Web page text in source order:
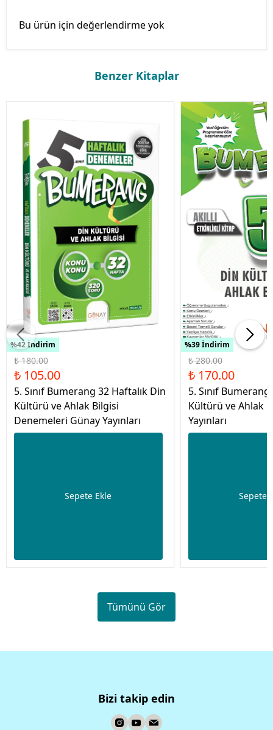
Bu ürün için değerlendirme yok
Benzer Kitaplar
%42 İndirim
₺ 180.00
₺ 105.00
5. Sınıf Bumerang 32 Haftalık Din
Kültürü ve Ahlak Bilgisi
Denemeleri Günay Yayınları
Sepete Ekle
%39 İndirim
₺ 280.00
₺ 170.00
5. Sınıf
Kültürü ve Ahlak
Yayınları
Sepete
Tümünü Gör
Bizi takip edin